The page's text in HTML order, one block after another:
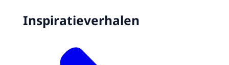
Inspiratieverhalen